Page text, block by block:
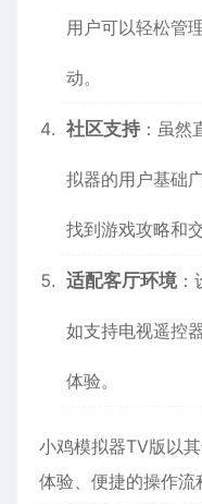
用户可以轻松管
动。
社区支持 ：虽
拟器的用户基础
找到游戏攻略和
适配客厅环境：
如支持电视遥控
体验。
小鸡模拟器TV版以
体验、便捷的操作